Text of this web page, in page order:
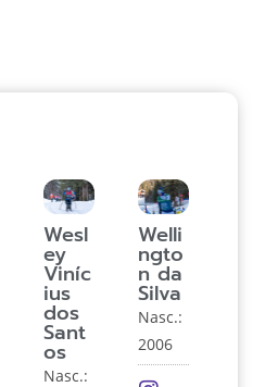
Wesl
ey
Viníc
ius
dos
Sant
os
Nasc.:
Welli
ngto
n da
Silva
Nasc.:
2006